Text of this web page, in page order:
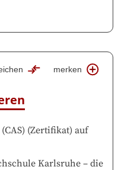
merken
(Zertifikat) auf
Karlsruhe – die